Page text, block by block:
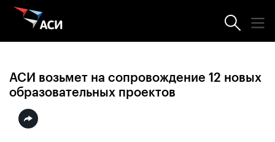
Новости АСИ
АСИ возьмет на сопровождение 12 новых
образовательных проектов